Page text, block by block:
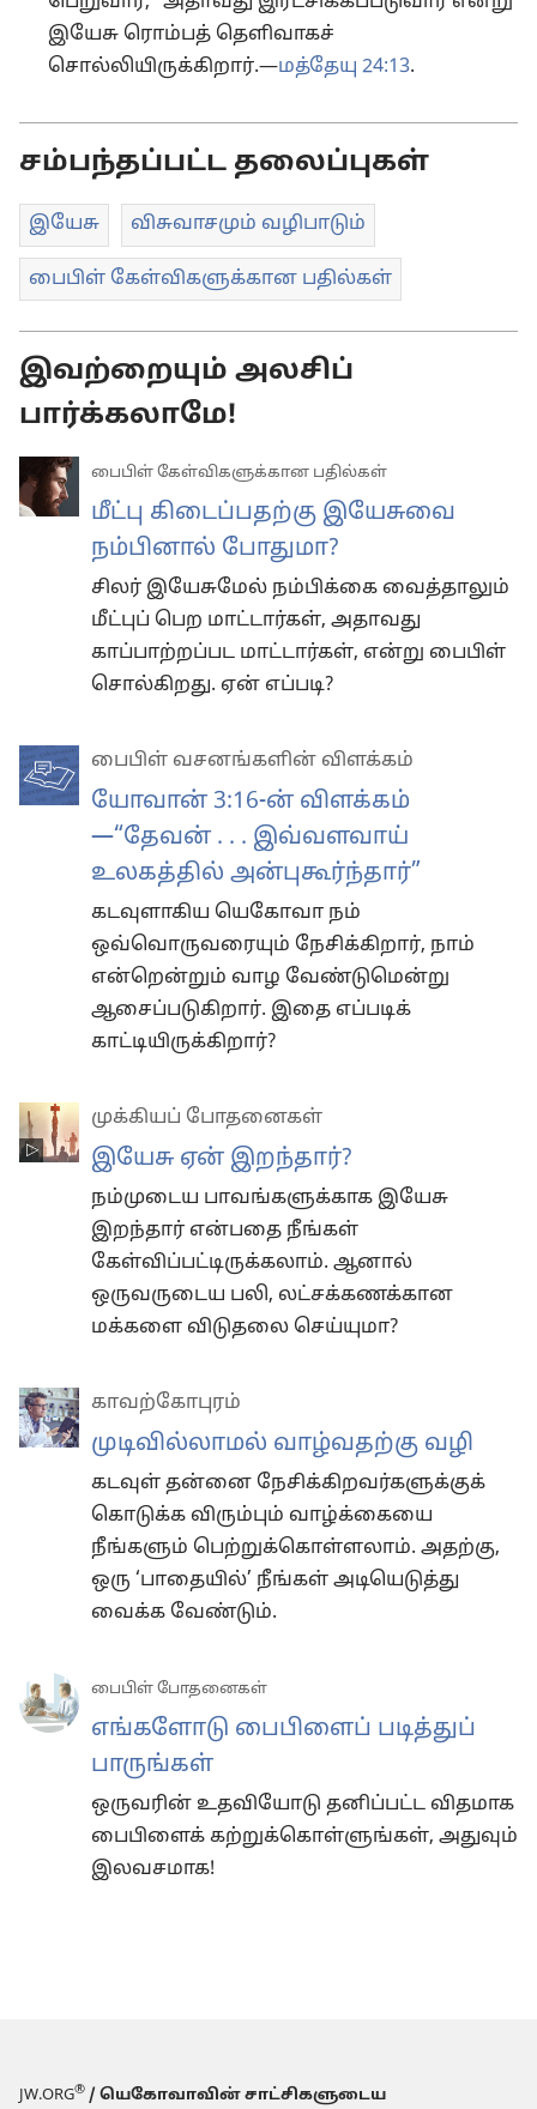
இயேசு ரொம்பத் தெளிவாகச்
சொல்லியிருக்கிறார்.—மத்தேயு 24:13.
சம்பந்தப்பட்ட தலைப்புகள்
இயேசு விசுவாசமும் வழிபாடும்
பைபிள் கேள்விகளுக்கான பதில்கள்
இவற்றையும் அலசிப்
பார்க்கலாமே!
பைபிள் கேள்விகளுக்கான பதில்கள்
மீட்பு கிடைப்பதற்கு இயேசுவை
நம்பினால் போதுமா?
சிலர் இயேசுமேல் நம்பிக்கை வைத்தாலும்
மீட்புப் பெற மாட்டார்கள், அதாவது
காப்பாற்றப்பட மாட்டார்கள், என்று பைபிள்
சொல்கிறது. ஏன் எப்படி?
பைபிள் வசனங்களின் விளக்கம்
யோவான் 3:16-ன் விளக்கம்
—“தேவன் . . . இவ்வளவாய்
உலகத்தில் அன்புகூர்ந்தார்”
கடவுளாகிய யெகோவா நம்
ஒவ்வொருவரையும் நேசிக்கிறார், நாம்
என்றென்றும் வாழ வேண்டுமென்று
ஆசைப்படுகிறார். இதை எப்படிக்
காட்டியிருக்கிறார்?
முக்கியப் போதனைகள்
இயேசு ஏன் இறந்தார்?
நம்முடைய பாவங்களுக்காக இயேசு
இறந்தார் என்பதை நீங்கள்
கேள்விப்பட்டிருக்கலாம். ஆனால்
ஒருவருடைய பலி, லட்சக்கணக்கான
மக்களை விடுதலை செய்யுமா?
காவற்கோபுரம்
முடிவில்லாமல் வாழ்வதற்கு வழி
கடவுள் தன்னை நேசிக்கிறவர்களுக்குக்
கொடுக்க விரும்பும் வாழ்க்கையை
நீங்களும் பெற்றுக்கொள்ளலாம். அதற்கு,
ஒரு ‘பாதையில்’ நீங்கள் அடியெடுத்து
வைக்க வேண்டும்.
பைபிள் போதனைகள்
எங்களோடு பைபிளைப் படித்துப்
பாருங்கள்
ஒருவரின் உதவியோடு தனிப்பட்ட விதமாக
பைபிளைக் கற்றுக்கொள்ளுங்கள், அதுவும்
இலவசமாக!
JW.ORG® / யெகோவாவின் சாட்சிகளுடைய